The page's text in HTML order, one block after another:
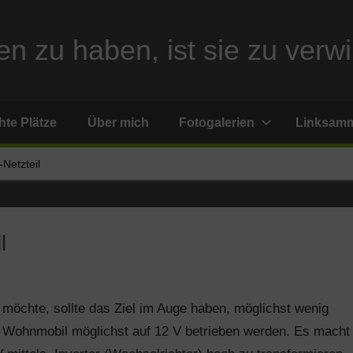
zu haben, ist sie zu
Plätze Über mich Fotogalerien
sollte das Ziel im Auge haben, möglichst wenig
möglichst auf 12 V betrieben werden. Es macht